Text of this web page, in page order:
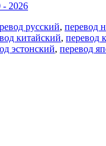
2026
русский, перевод
китайский, перевод
эстонский, перевод